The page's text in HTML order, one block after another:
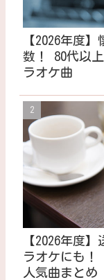
【2026年度
数！ 80代以
ラオケ曲
【2026年度
ラオケにも！
人気曲まとめ